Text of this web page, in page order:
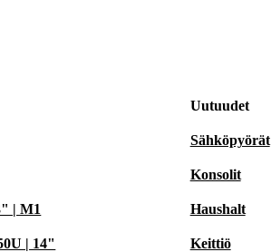
| M1
| 14"
Uutuudet
Sähköpyörät
Konsolit
Haushalt
Keittiö